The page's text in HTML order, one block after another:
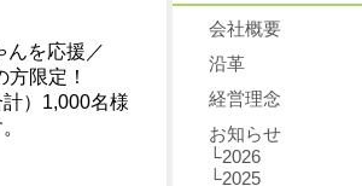
んを応援／
限定！
）1,000名様
会社概要
沿革
経営理念
お知らせ
└2026
└2025